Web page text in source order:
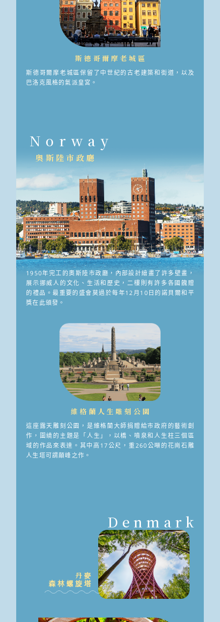
斯德哥爾摩老城區
斯德哥爾摩老城區保留了中世紀的古老建築和街道，以及
巴洛克風格的氣派皇宮。
Norway
奧斯陸市政廳
1950年完工的奧斯陸市政廳，內部設計繪畫了許多壁畫，
展示挪威人的文化、生活和歷史，二樓則有許多各國餽贈
的禮品。最重要的盛會莫過於每年12月10日的諾貝爾和平
獎在此頒發。
維格蘭人生雕刻公園
這座露天雕刻公園，是維格蘭大師捐贈給市政府的藝術創
作，圍繞的主題是「人生」，以橋、噴泉和人生柱三個區
域的作品來表達。其中高17公尺，重260公噸的花崗石雕
人生塔可謂顛峰之作。
Denmark
丹麥
森林螺旋塔